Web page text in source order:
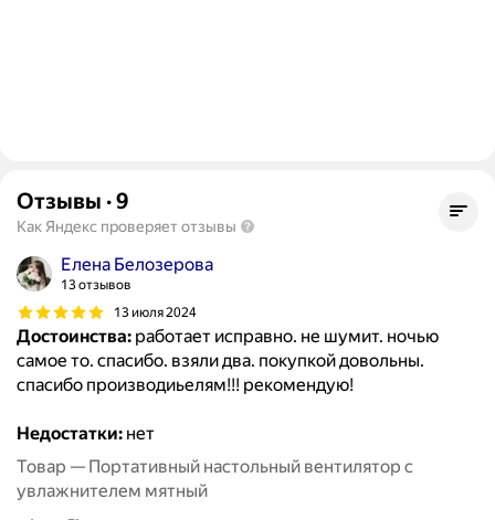
Отзывы ·9
Как Яндекс проверяет отзывы
Елена Белозерова
13 отзывов
13 июля 2024
Достоинства: работает исправно. не шумит. ночью
самое то. спасибо. взяли два. покупкой довольны.
спасибо производиьелям!!! рекомендую!
Недостатки: нет
Товар — Портативный настольный вентилятор с
увлажнителем мятный